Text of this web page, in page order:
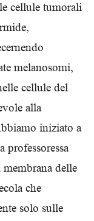
cellule tumorali
melanosomi,
cellule del
alla
iniziato a
professoressa
delle
che
solo sulle